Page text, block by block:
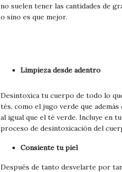
no suelen tener las cantidades de
o sino es que mejor.
Limpieza desde adentro
Desintoxica tu cuerpo de todo lo
tés, como el jugo verde que
al igual que el té verde. Incluye en
proceso de desintoxicación del
Consiente tu piel
Después de tanto desvelarte por